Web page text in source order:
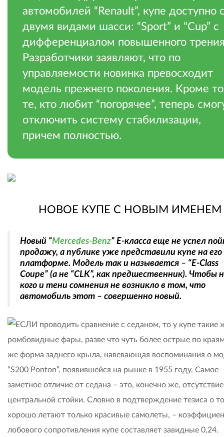
автомобилей “Renault”, купе доступно
двумя видами шасси: “Sport” и “Cup” с
дифференциалом повышенного
Разработчики заявляют, что по
управляемости новинка превосходит
модель прежнего поколения. Кроме
те, кто любит “погорячее”, теперь
отключить систему стабилизации,
причем полностью.
НОВОЕ КУПЕ С НОВЫМ ИМЕНЕМ
Новый “Mercedes-Benz” E-класса еще не успел
продажу, а публике уже представили купе на его
платформе. Модель так и называется – “E-Class
Coupe” (а не “CLK”, как предшественник). Чтобы
кого и тени сомнения не возникло в том, что
автомобиль этот – совершенно новый.
ЕСЛИ проводить сравнение с седаном, то у купе такие
ромбовидные фары, разве что чуть более острые по
же форма заднего крыла, навевающая воспоминания о
“S200 Ponton”, появившейся на рынке в 1955 году. Самое
заметное отличие от седана – это, конечно же, отсутствие
центральной стойки. Словно в подтверждение тезиса о
хорошо летают только красивые самолеты, –
лобового сопротивления купе составляет завидные 0,24.